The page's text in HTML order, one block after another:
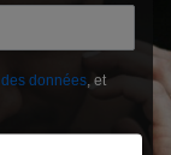
données, et